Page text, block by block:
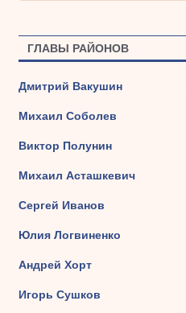
ГЛАВЫ РАЙОНОВ
Дмитрий Вакушин
Михаил Соболев
Виктор Полунин
Михаил Асташкевич
Сергей Иванов
Юлия Логвиненко
Андрей Хорт
Игорь Сушков